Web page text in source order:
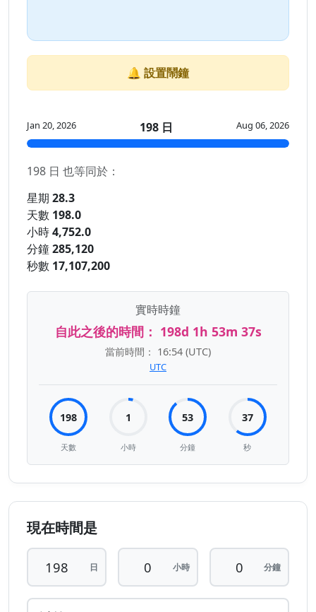
🔔 設置鬧鐘
Jan 20, 2026 198 日 Aug 06, 2026
198 日 也等同於：
星期 28.3
天數 198.0
小時4,752.0
分鐘285,120
秒數 17,107,200
實時時鐘
自此之後的時間： 198d 1h 53m 37s
當前時間： 16:54 (UTC)
UTC
198
天數
1
小時
53
分鐘
37
秒
現在時間是
日 小時 分鐘